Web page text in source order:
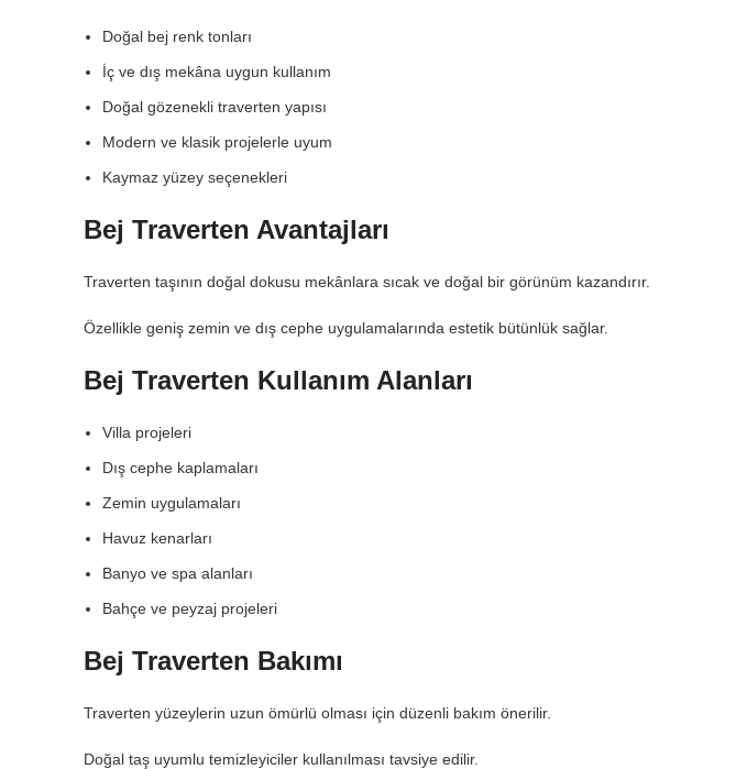
Doğal bej renk tonları
İç ve dış mekâna uygun kullanım
Doğal gözenekli traverten yapısı
Modern ve klasik projelerle uyum
Kaymaz yüzey seçenekleri
Bej Traverten Avantajları
Traverten taşının doğal dokusu mekânlara sıcak ve doğal bir görünüm kazandırır.
Özellikle geniş zemin ve dış cephe uygulamalarında estetik bütünlük sağlar.
Bej Traverten Kullanım Alanları
Villa projeleri
Dış cephe kaplamaları
Zemin uygulamaları
Havuz kenarları
Banyo ve spa alanları
Bahçe ve peyzaj projeleri
Bej Traverten Bakımı
Traverten yüzeylerin uzun ömürlü olması için düzenli bakım önerilir.
Doğal taş uyumlu temizleyiciler kullanılması tavsiye edilir.